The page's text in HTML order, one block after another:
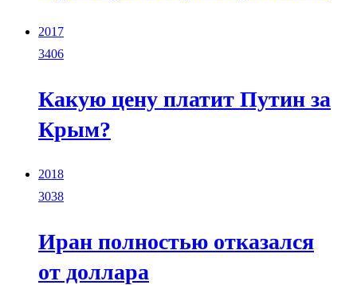
2017
3406
Какую цену платит Путин за
Крым?
2018
3038
Иран полностью отказался
от доллара